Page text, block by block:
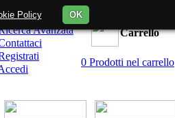
Avanzata
Carrello
0 Prodotti nel carrello
Policy OK